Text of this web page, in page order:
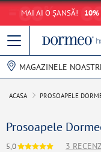
MAI AI O ȘANSĂ! 10%
MAGAZINELE
ACASA PROSOAPELE
Prosoapele
5,0 3